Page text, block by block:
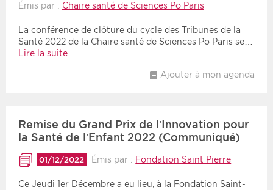
Émis par : Chaire santé de Sciences Po Paris
La conférence de clôture du cycle des Tribunes de la
Santé 2022 de la Chaire santé de Sciences Po Paris se…
Lire la suite
Ajouter à mon agenda
Remise du Grand Prix de l’Innovation pour
la Santé de l’Enfant 2022 (Communiqué)
01/12/2022 Émis par : Fondation Saint Pierre
Ce Jeudi 1er Décembre a eu lieu, à la Fondation Saint-